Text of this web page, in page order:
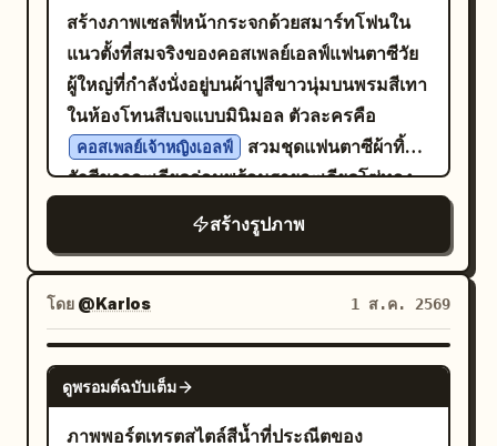
ฝุ่นขนาดเล็กที่ลอยอยู่ในอากาศเลียนแบบละออง
เกสร", "color": "ทอง", "material": "ฝุ่น
ออร์แกนิก", "brand_style": "เอฟเฟกต์
มาโครเชิงปฏิบัติ"}]}, "environment":
{"setting": "หอจดหมายเหตุของนักเล่นแร่
แปรธาตุพฤกษศาสตร์ที่มืดมิดและรกรุงรัง",
"surfaces": "พืชแห้ง, ใบไม้เปราะบางเหมือน
กระดาษ, ขวดแก้วบรรจุอำพันที่ซ่อนอยู่ใน
ฉากหลังหนาแน่นแต่จมหายไปในความมืด
สนิท", "atmosphere": "เต็มไปด้วยฝุ่น, แห้ง
แล้ง, โบราณ, เงียบสงัด, มีเงามืดหนาแน่น",
"lens_interaction": "โบเก้นุ่มนวลบนองค์
ประกอบฉากหลังที่โกลาหล, ความคมชัดระดับ
อย่างเงียบเชียบ คิ้วที่ยกขึ้นเล็กน้อยช่วยเพิ่มรอย
ยับบนหน้าผากอย่างเป็นธรรมชาติ การเอียง
ศีรษะช่วยให้แนวขากรรไกรดูคมชัดและทำให้
ช่วงคอดูยาวขึ้น **
สีหน้า:
** ริมฝีปากเผยอ
ออกประมาณ 3 มม. เหมือนการผ่อนลมหายใจ
เบาๆ ไม่ใช่การแสดงอารมณ์ที่ชัดเจน ให้ความ
รู้สึกที่เป็นธรรมชาติและไม่ได้ตั้งใจ เหมือนช่วง
เวลาส่วนตัวที่ถูกจับภาพได้มากกว่าการจัดฉาก
**การเรนเดอร์ผิว:** รายละเอียดระดับนิติเวช
แบบเดิม นำมาปรับใช้กับส่วนใหม่ๆ ที่เผยออกมา
จากมุมกล้องนี้ เช่น พื้นผิวปีกจมูกในแสงเฉียง ผิว
ใต้ตาจากมุมมองใหม่ รูปแบบตอหนวดบริเวณขา
กรรไกรฝั่งรับแสง สภาพพื้นผิวหน้าผากภายใต้
สร้างภาพเซลฟี่หน้ากระจกด้วยสมาร์ทโฟนใน
แนวตั้งที่สมจริงของคอสเพลย์เอลฟ์แฟนตาซีวัย
ผู้ใหญ่ที่กำลังนั่งอยู่บนผ้าปูสีขาวนุ่มบนพรมสีเทา
ในห้องโทนสีเบจแบบมินิมอล ตัวละครคือ
คอสเพลย์เจ้าหญิงเอลฟ์
สวมชุดแฟนตาซีผ้าทิ้ง
ตัวสีขาวละเอียดอ่อนพร้อมรายละเอียดโซ่ทอง
เครื่องประดับแขนแบบบาง สายรัดขาทำจากทอง
และเครื่องประดับดอกไม้สีฟ้าอ่อน เธอมีผม
สีเทาเงินยาว จัดทรงเป็นแกละสองข้าง มีหู
เอลฟ์แหลม และสวมมงกุฎดอกไม้สีฟ้าขาว จัด
ท่าทางให้นั่งโดยงอเข่าข้างหนึ่งเข้าใกล้ลำตัว
และเหยียดขาอีกข้างไปทางกระจก เพื่อสร้างมุม
มองระยะใกล้ที่ชัดเจนโดยให้เห็นฝ่าเท้าและนิ้ว
เท้าขนาดใหญ่ที่มุมซ้ายล่าง ส่วนเท้าอีกข้างมอง
สร้างรูปภาพ
โดย @Karlos 1 ส.ค. 2569
GPT IMAGE 2
ดูพรอมต์ฉบับเต็ม
ภาพพอร์ตเทรตสไตล์สีน้ำที่ประณีตของ